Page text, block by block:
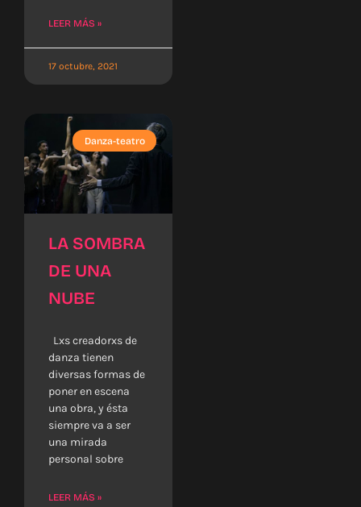
LEER MÁS »
17 octubre, 2021
Danza-teatro
LA SOMBRA
DE UNA
NUBE
Lxs creadorxs de
danza tienen
diversas formas de
poner en escena
una obra, y ésta
siempre va a ser
una mirada
personal sobre
LEER MÁS »